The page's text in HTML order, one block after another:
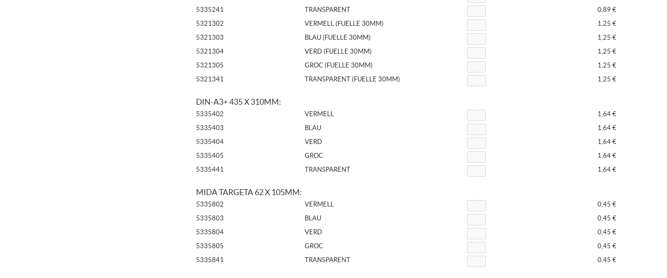
5335241
TRANSPARENT
0,89 €
5321302
VERMELL (FUELLE 30MM)
1,25 €
5321303
BLAU (FUELLE 30MM)
1,25 €
5321304
VERD (FUELLE 30MM)
1,25 €
5321305
GROC (FUELLE 30MM)
1,25 €
5321341
TRANSPARENT (FUELLE 30MM) 1,25 €
DIN-A3+ 435 X 310MM:
5335402 VERMELL
1,64 €
5335403
BLAU
1,64 €
5335404
VERD
1,64 €
5335405
GROC
1,64 €
5335441
TRANSPARENT 1,64 €
MIDA TARGETA 62 X 105MM:
5335802 VERMELL
0,45 €
5335803
BLAU
0,45 €
5335804
VERD
0,45 €
5335805
GROC
0,45 €
5335841
TRANSPARENT 0,45 €